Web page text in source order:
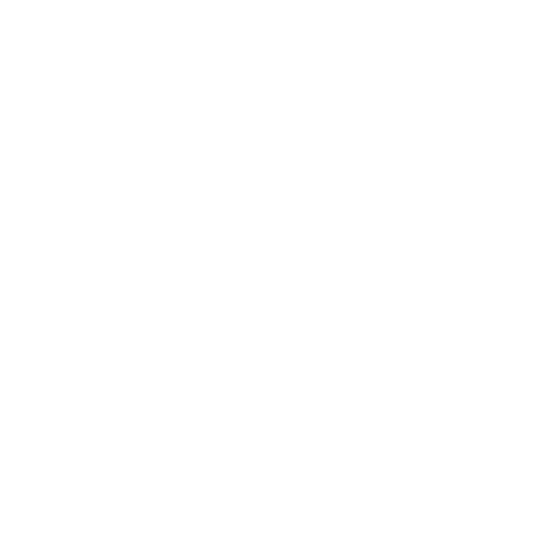
了承ください。
をご了承くださ
です。
ず変更すること
) : 1000ppm、
、